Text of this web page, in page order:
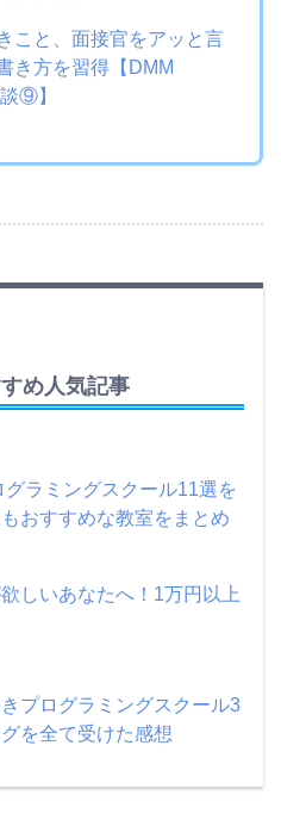
こと、面接官をアッと言
き方を習得【DMM
⑨】
め人気記事
グラミングスクール11選を
おすすめな教室をまとめ
しいあなたへ！1万円以上
プログラミングスクール3
を全て受けた感想